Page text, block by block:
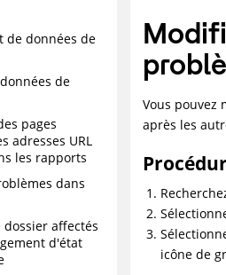
de données de
de
pages
adresses URL
les rapports
dans
dossier affectés
d'état
Vous pouvez
après les
icône de